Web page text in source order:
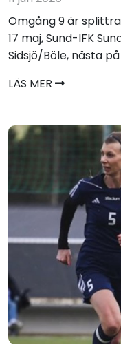
Omgång 9 är
17 maj, Sund-IFK
Sidsjö/Böle, nästa
LÄS MER